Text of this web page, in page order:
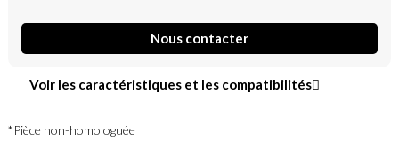
Nous contacter
Voir les caractéristiques et les compatibilités
*Pièce non-homologuée